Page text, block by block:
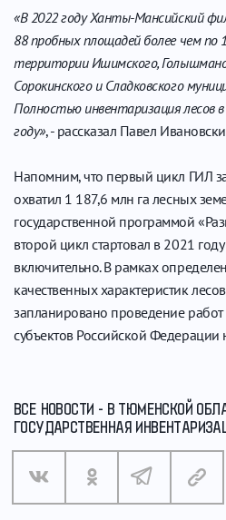
«В 2022 году Ханты-Мансийский
88 пробных площадей более чем по
территории Ишимского,
Сорокинского и Сладковского
Полностью инвентаризация лесов
году», - рассказал Павел
Напомним, что первый цикл ГИЛ
охватил 1 187,6 млн га лесных
государственной программой
второй цикл стартовал в 2021
включительно. В рамках
качественных характеристик
запланировано проведение
субъектов Российской Федерации
ВСЕ НОВОСТИ - В ТЮМЕНСКОЙ
ГОСУДАРСТВЕННАЯ